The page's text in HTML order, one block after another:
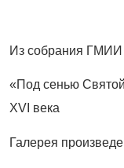
Из собрания ГМИИ
«Под сенью
XVI века
Галерея